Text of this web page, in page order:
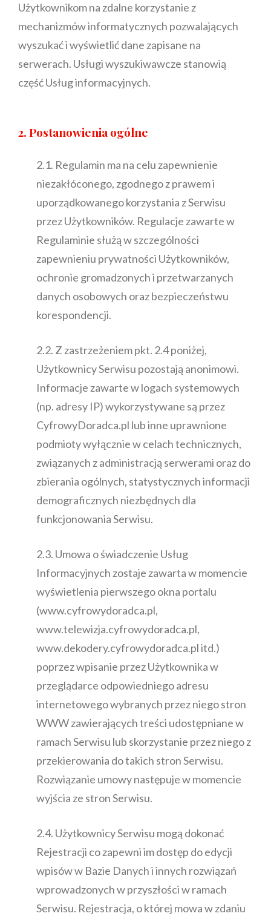
Użytkownikom na zdalne korzystanie z
mechanizmów informatycznych pozwalających
wyszukać i wyświetlić dane zapisane na
serwerach. Usługi wyszukiwawcze stanowią
część Usług informacyjnych.
2. Postanowienia ogólne
2.1. Regulamin ma na celu zapewnienie
niezakłóconego, zgodnego z prawem i
uporządkowanego korzystania z Serwisu
przez Użytkowników. Regulacje zawarte w
Regulaminie służą w szczególności
zapewnieniu prywatności Użytkowników,
ochronie gromadzonych i przetwarzanych
danych osobowych oraz bezpieczeństwu
korespondencji.
2.2. Z zastrzeżeniem pkt. 2.4 poniżej,
Użytkownicy Serwisu pozostają anonimowi.
Informacje zawarte w logach systemowych
(np. adresy IP) wykorzystywane są przez
CyfrowyDoradca.pl lub inne uprawnione
podmioty wyłącznie w celach technicznych,
związanych z administracją serwerami oraz do
zbierania ogólnych, statystycznych informacji
demograficznych niezbędnych dla
funkcjonowania Serwisu.
2.3. Umowa o świadczenie Usług
Informacyjnych zostaje zawarta w momencie
wyświetlenia pierwszego okna portalu
(www.cyfrowydoradca.pl,
www.telewizja.cyfrowydoradca.pl,
www.dekodery.cyfrowydoradca.pl itd.)
poprzez wpisanie przez Użytkownika w
przeglądarce odpowiedniego adresu
internetowego wybranych przez niego stron
WWW zawierających treści udostępniane w
ramach Serwisu lub skorzystanie przez niego z
przekierowania do takich stron Serwisu.
Rozwiązanie umowy następuje w momencie
wyjścia ze stron Serwisu.
2.4. Użytkownicy Serwisu mogą dokonać
Rejestracji co zapewni im dostęp do edycji
wpisów w Bazie Danych i innych rozwiązań
wprowadzonych w przyszłości w ramach
Serwisu. Rejestracja, o której mowa w zdaniu